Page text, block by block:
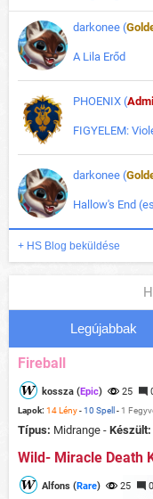
darkonee (
A Lila Erőd
PHOENIX (
FIGYELEM:
darkonee (
Hallow's End
+ HS Blog beküldése
Legújabbak
Fireball
kossza (Epic) 25
Lapok: 14 Lény-10 Spell - 1
Típus: Midrange - Készült:
Wild- Miracle Death
Alfons (Rare) 25 0